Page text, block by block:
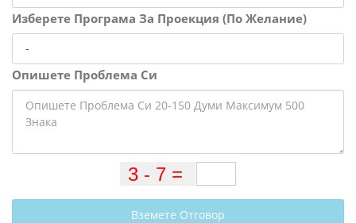
Изберете Програма За Проекция (По Желание)
Опишете Проблема Си
Вземете Отговор